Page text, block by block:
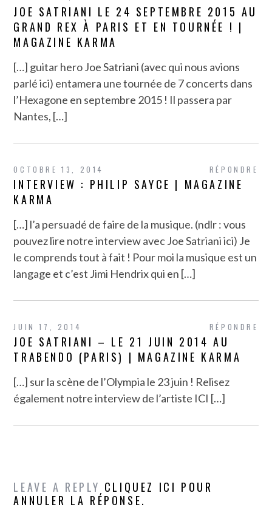
JOE SATRIANI LE 24 SEPTEMBRE 2015 AU
GRAND REX À PARIS ET EN TOURNÉE !‏ |
MAGAZINE KARMA
[…] guitar hero Joe Satriani (avec qui nous avions
parlé ici) entamera une tournée de 7 concerts dans
l’Hexagone en septembre 2015 ! Il passera par
Nantes, […]
RÉPONDRE
OCTOBRE 13, 2014
INTERVIEW : PHILIP SAYCE | MAGAZINE
KARMA
[…] l’a persuadé de faire de la musique. (ndlr : vous
pouvez lire notre interview avec Joe Satriani ici) Je
le comprends tout à fait ! Pour moi la musique est un
langage et c’est Jimi Hendrix qui en […]
RÉPONDRE
JUIN 17, 2014
JOE SATRIANI – LE 21 JUIN 2014 AU
TRABENDO (PARIS) | MAGAZINE KARMA
[…] sur la scène de l’Olympia le 23 juin ! Relisez
également notre interview de l’artiste ICI […]
LEAVE A REPLY CLIQUEZ ICI POUR
ANNULER LA RÉPONSE.